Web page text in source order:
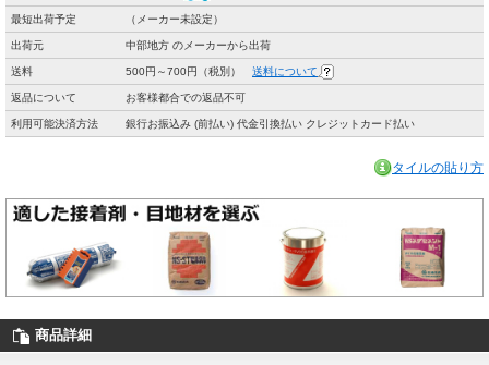
最短出荷予定 （メーカー未設定）
出荷元 中部地方 のメーカーから出荷
送料 500円～700円（税別） 送料について
返品について お客様都合での返品不可
利用可能決済方法 銀行お振込み (前払い) 代金引換払い クレジットカード払い
タイルの貼り方
商品詳細